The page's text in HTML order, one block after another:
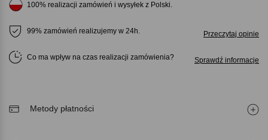
100% realizacji zamówień i wysyłek z Polski.
99% zamówień realizujemy w 24h. Przeczytaj opinie
Co ma wpływ na czas realizacji zamówienia Sprawdź informacje
Metody płatności